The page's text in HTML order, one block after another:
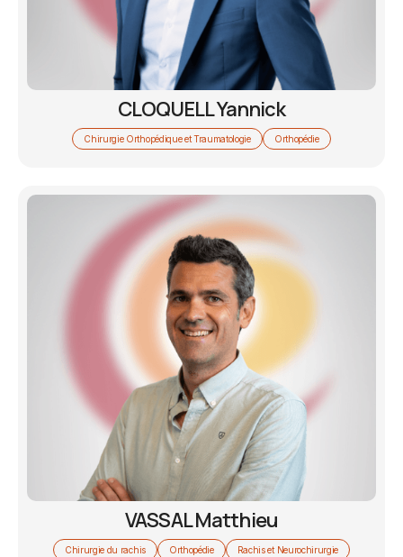
CLOQUELL Yannick
Chirurgie Orthopédique et Traumatologie Orthopédie
VASSAL Matthieu
Chirurgie du rachis Orthopédie Rachis et Neurochirurgie